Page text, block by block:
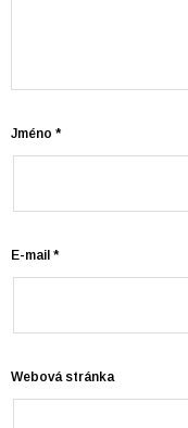
Jméno *
E-mail *
Webová stránka